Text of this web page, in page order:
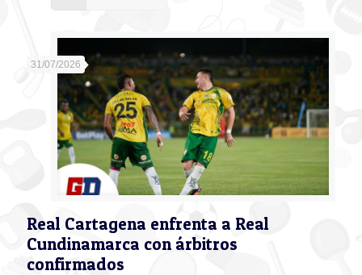
31/07/2026
Real Cartagena enfrenta a Real
Cundinamarca con árbitros
confirmados